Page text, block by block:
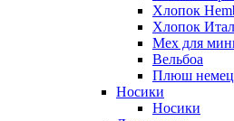
Хлопок
Хлопок
Мех для
Вельбоа
Плюш
Носики
Носики